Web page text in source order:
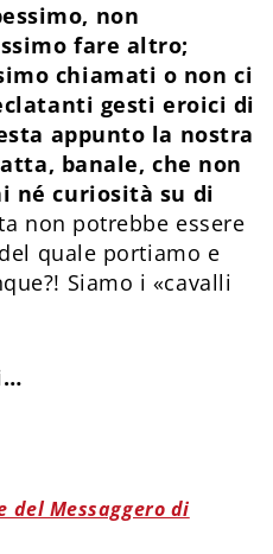
non
fare altro;
chiamati o non ci
gesti eroici di
appunto la nostra
banale, che non
né curiosità su di
non potrebbe essere
quale portiamo e
Siamo i «cavalli
del Messaggero di